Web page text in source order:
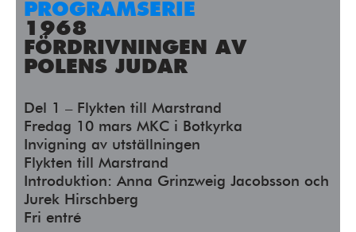
Donera
Vill du ha information om våra program?
PROGRAMSERIE
1968
FÖRDRIVNINGEN AV
POLENS JUDAR
Del 1 – Flykten till Marstrand
Fredag 10 mars MKC i Botkyrka
Invigning av utställningen
Flykten till Marstrand
Introduktion: Anna Grinzweig Jacobsson och
Jurek Hirschberg
Fri entré